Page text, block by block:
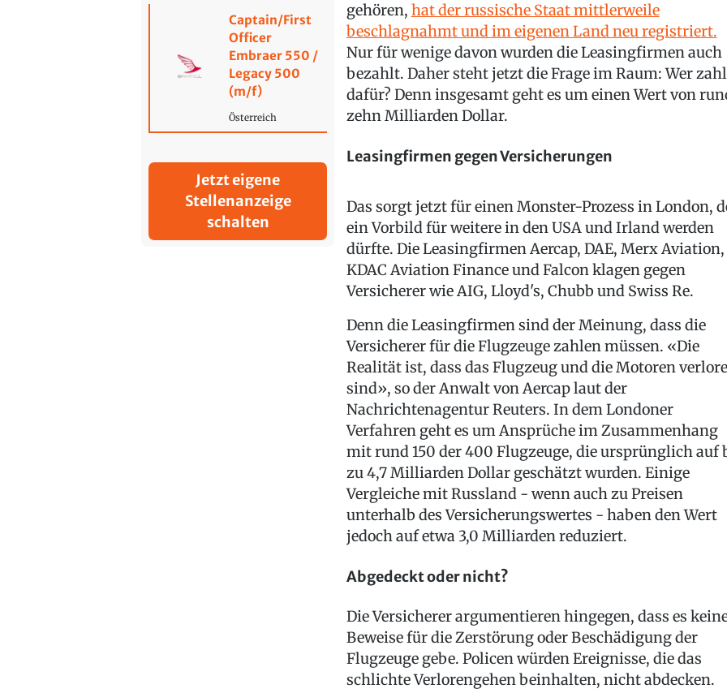
Captain/First
Officer
Embraer 550 /
Legacy 500
(m/f)
Österreich
Jetzt eigene
Stellenanzeige
schalten
gehören, hat der russische Staat mittlerweile
beschlagnahmt und im eigenen Land neu registriert.
Nur für wenige davon wurden die Leasingfirmen auch
bezahlt. Daher steht jetzt die Frage im Raum: Wer
dafür? Denn insgesamt geht es um einen Wert von
zehn Milliarden Dollar.
Leasingfirmen gegen Versicherungen
Das sorgt jetzt für einen Monster-Prozess in London,
ein Vorbild für weitere in den USA und Irland werden
dürfte. Die Leasingfirmen Aercap, DAE, Merx Aviation,
KDAC Aviation Finance und Falcon klagen gegen
Versicherer wie AIG, Lloyd's, Chubb und Swiss Re.
Denn die Leasingfirmen sind der Meinung, dass die
Versicherer für die Flugzeuge zahlen müssen. «Die
Realität ist, dass das Flugzeug und die Motoren
sind», so der Anwalt von Aercap laut der
Nachrichtenagentur Reuters. In dem Londoner
Verfahren geht es um Ansprüche im Zusammenhang
mit rund 150 der 400 Flugzeuge, die ursprünglich auf
zu 4,7 Milliarden Dollar geschätzt wurden. Einige
Vergleiche mit Russland - wenn auch zu Preisen
unterhalb des Versicherungswertes - haben den Wert
jedoch auf etwa 3,0 Milliarden reduziert.
Abgedeckt oder nicht?
Die Versicherer argumentieren hingegen, dass es
Beweise für die Zerstörung oder Beschädigung der
Flugzeuge gebe. Policen würden Ereignisse, die das
schlichte Verlorengehen beinhalten, nicht abdecken.